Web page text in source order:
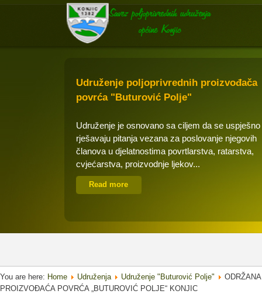
Udruženje poljoprivrednih proizvođača
povrća "Buturović Polje"
Udruženje je osnovano sa ciljem da se uspješno
rješavaju pitanja vezana za poslovanje njegovih
članova u djelatnostima povrtlarstva, ratarstva,
cvjećarstva, proizvodnje ljekov...
Read more
You are here: Home Udruženja Udruženje "Buturović Polje"
PROIZVOĐAĆA POVRĆA „BUTUROVIĆ POLJE“ KONJIC